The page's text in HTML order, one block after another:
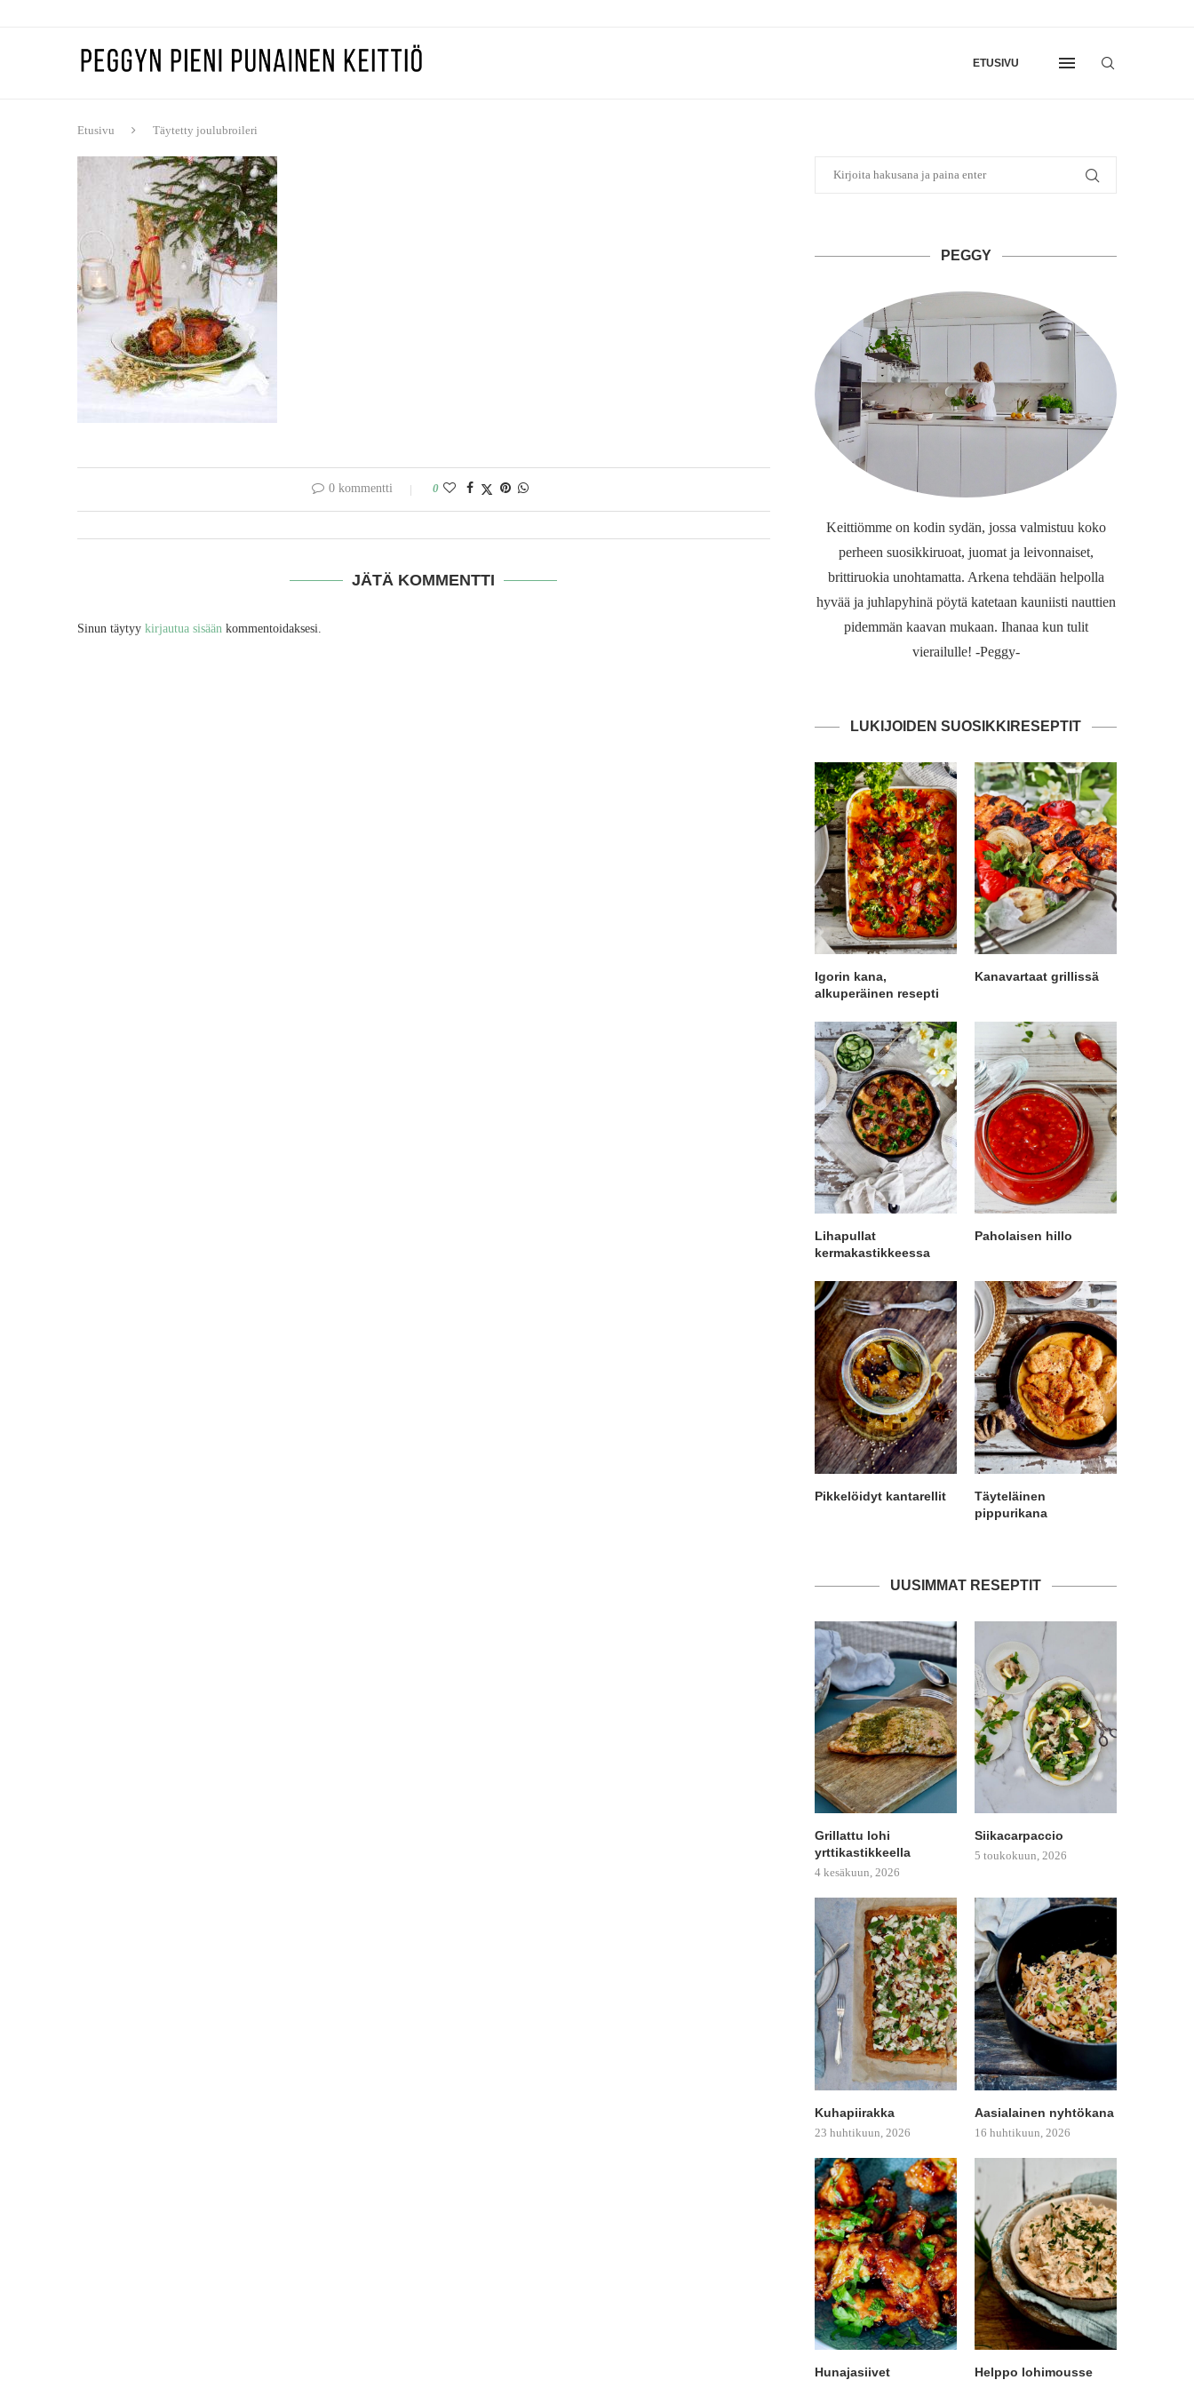
ETUSIVU
Etusivu Täytetty joulubroileri
0 kommentti 0
JÄTÄ KOMMENTTI
Sinun täytyy kirjautua sisään kommentoidaksesi.
PEGGY
Keittiömme on kodin sydän, jossa valmistuu koko
perheen suosikkiruoat, juomat ja leivonnaiset,
brittiruokia unohtamatta. Arkena tehdään helpolla
hyvää ja juhlapyhinä pöytä katetaan kauniisti nauttien
pidemmän kaavan mukaan. Ihanaa kun tulit
vierailulle! -Peggy-
LUKIJOIDEN SUOSIKKIRESEPTIT
Igorin kana,
alkuperäinen resepti
Kanavartaat grillissä
Lihapullat
kermakastikkeessa
Paholaisen hillo
Pikkelöidyt kantarellit
Täyteläinen
pippurikana
UUSIMMAT RESEPTIT
Grillattu lohi
yrttikastikkeella
4 kesäkuun, 2026
Siikacarpaccio
5 toukokuun, 2026
Kuhapiirakka
23 huhtikuun, 2026
Aasialainen nyhtökana
16 huhtikuun, 2026
Hunajasiivet Helppo lohimousse